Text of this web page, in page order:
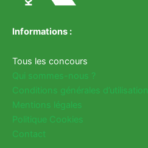
Informations :
Tous les concours
Qui sommes-nous ?
Conditions générales d’utilisation
Mentions légales
Politique Cookies
Contact